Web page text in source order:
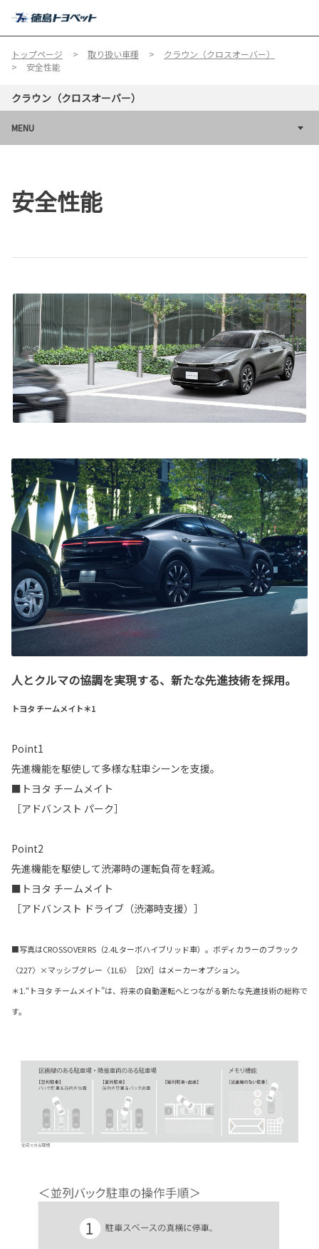
トップページ 取り扱い車種
クラウン（クロスオーバー）
安全性能
クラウン（クロスオーバー）
MENU
安全性能
人とクルマの協調を実現する、新たな先進技術を採用。
トヨタ チームメイト＊1
Point1
先進機能を駆使して多様な駐車シーンを支援。
■トヨタ チームメイト
［アドバンスト パーク］
Point2
先進機能を駆使して渋滞時の運転負荷を軽減。
■トヨタ チームメイト
［アドバンスト ドライブ（渋滞時支援）］
■写真はCROSSOVER RS（2.4Lターボハイブリッド車）。ボディカラーのブラック
〈227〉×マッシブグレー〈1L6〉［2XY］はメーカーオプション。
＊1.“トヨタ チームメイト”は、将来の自動運転へとつながる新たな先進技術の総称で
す。